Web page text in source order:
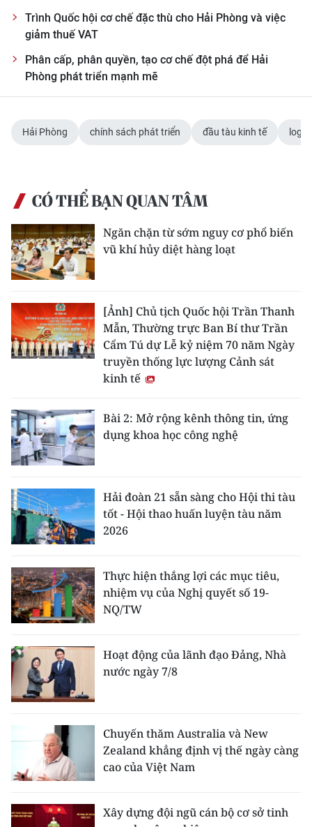
Trình Quốc hội cơ chế đặc thù cho Hải Phòng và việc
giảm thuế VAT
Phân cấp, phân quyền, tạo cơ chế đột phá để Hải
Phòng phát triển mạnh mẽ
Hải Phòng chính sách phát triển đầu tàu kinh tế
CÓ THỂ BẠN QUAN TÂM
Ngăn chặn từ sớm nguy cơ phổ biến
vũ khí hủy diệt hàng loạt
[Ảnh] Chủ tịch Quốc hội Trần Thanh
Mẫn, Thường trực Ban Bí thư Trần
Cẩm Tú dự Lễ kỷ niệm 70 năm Ngày
truyền thống lực lượng Cảnh sát
kinh tế
Bài 2: Mở rộng kênh thông tin, ứng
dụng khoa học công nghệ
Hải đoàn 21 sẵn sàng cho Hội thi tàu
tốt - Hội thao huấn luyện tàu năm
2026
Thực hiện thắng lợi các mục tiêu,
nhiệm vụ của Nghị quyết số 19-
NQ/TW
Hoạt động của lãnh đạo Đảng, Nhà
nước ngày 7/8
Chuyến thăm Australia và New
Zealand khẳng định vị thế ngày càng
cao của Việt Nam
Xây dựng đội ngũ cán bộ cơ sở tinh